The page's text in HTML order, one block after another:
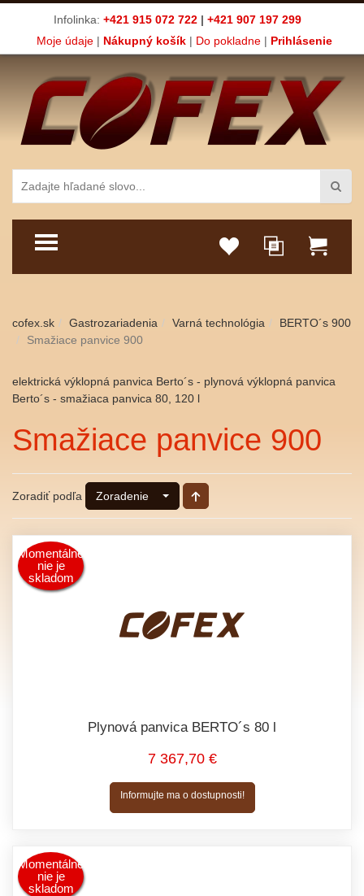
Infolinka: +421 915 072 722 | +421 907 197 299
Moje údaje| Nákupný košík| Do pokladne| Prihlásenie
TOGGLE MENU
cofex.sk Gastrozariadenia Varná technológia
BERTO´s 900
Smažiace panvice 900
elektrická výklopná panvica Berto´s - plynová výklopná panvica
Berto´s - smažiaca panvica 80, 120 l
Smažiace panvice 900
Zoradiť podľa Zoradenie
Momentálne
nie je
skladom
Plynová panvica BERTO´s 80 l
7 367,70 €
Informujte ma o dostupnosti!
Momentálne
nie je
skladom